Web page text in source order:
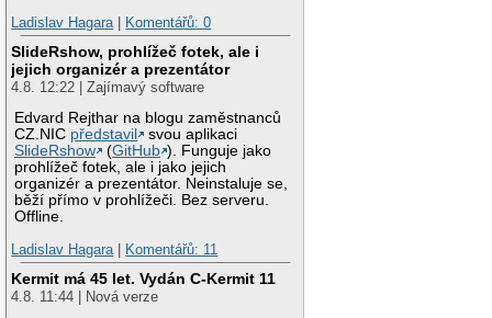
Ladislav Hagara| Komentářů: 0
SlideRshow, prohlížeč fotek, ale i
jejich organizér a prezentátor
4.8. 12:22 | Zajímavý software
Edvard Rejthar na blogu zaměstnanců
CZ.NIC představil
svou aplikaci
SlideRshow
(GitHub ). Funguje jako
prohlížeč fotek, ale i jako jejich
organizér a prezentátor. Neinstaluje se,
běží přímo v prohlížeči. Bez serveru.
Offline.
Ladislav Hagara| Komentářů: 11
Kermit má 45 let. Vydán C-Kermit 11
4.8. 11:44 | Nová verze